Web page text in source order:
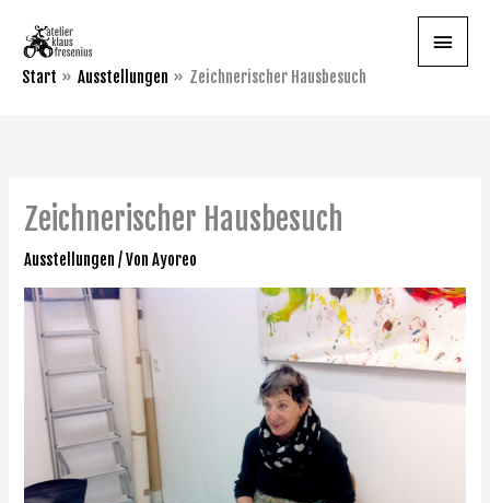
Inhalt
springen
Start Ausstellungen Zeichnerischer Hausbesuch
Zeichnerischer Hausbesuch
Ausstellungen / VonAyoreo